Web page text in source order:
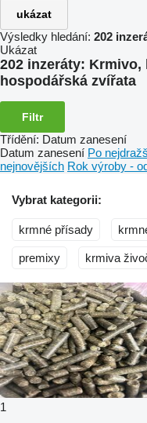
ukázat
Výsledky hledání: 202
Ukázat
202 inzeráty: Krmivo,
hospodářská zvířata
Filtr
Třídění: Datum zanesení
Datum zanesení Po
nejnovějších Rok výroby -
Vybrat kategorii:
krmné přísady
premixy krmiva
1